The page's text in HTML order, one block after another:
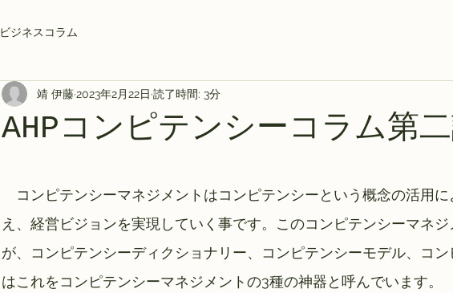
ビジネスコラム
AHPコンピテンシーコラム第
靖 伊藤2023年2月22日 読了時間: 3分
コンピテンシーマネジメントはコンピテンシーという概念の活用
え、経営ビジョンを実現していく事です。このコンピテンシーマネ
が、コンピテンシーディクショナリー、コンピテンシーモデル、コ
はこれをコンピテンシーマネジメントの3種の神器と呼んでいます。